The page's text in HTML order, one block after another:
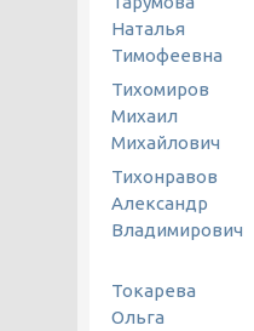
Наталья
Тимофеевна
Тихомиров
Михаил
Михайлович
Тихонравов
Александр
Владимирович
Токарева
Ольга